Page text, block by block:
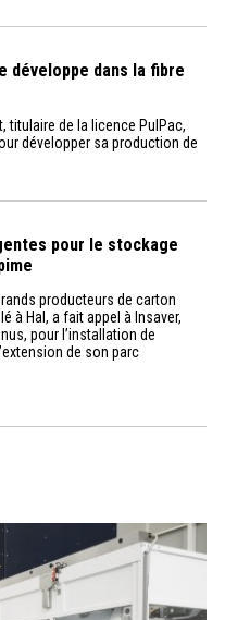
développe dans la fibre
titulaire de la licence PulPac,
développer sa production de
pour le stockage
producteurs de carton
à Hal, a fait appel à Insaver,
pour l’installation de
de son parc